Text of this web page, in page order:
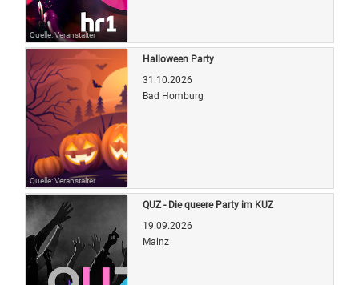
Quelle: Veranstalter
Quelle: Veranstalter
Halloween Party
31.10.2026
Bad Homburg
QUZ - Die queere Party im KUZ
19.09.2026
Mainz